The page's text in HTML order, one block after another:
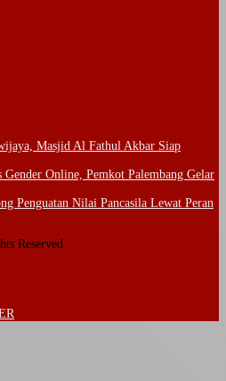
Masjid Al Fathul Akbar Siap
Gender Online, Pemkot Palembang Gelar
Penguatan Nilai Pancasila Lewat Peran
Reserved